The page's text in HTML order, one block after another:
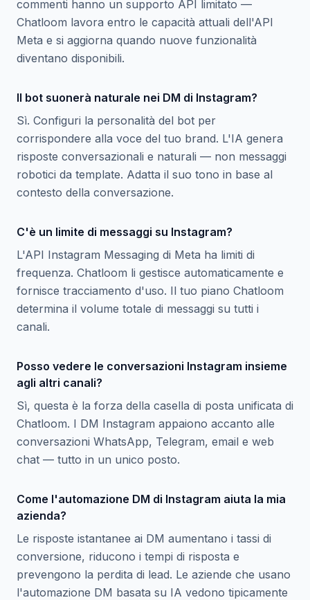
commenti hanno un supporto API limitato —
Chatloom lavora entro le capacità attuali dell'API
Meta e si aggiorna quando nuove funzionalità
diventano disponibili.
Il bot suonerà naturale nei DM di Instagram?
Sì. Configuri la personalità del bot per
corrispondere alla voce del tuo brand. L'IA genera
risposte conversazionali e naturali — non messaggi
robotici da template. Adatta il suo tono in base al
contesto della conversazione.
C'è un limite di messaggi su Instagram?
L'API Instagram Messaging di Meta ha limiti di
frequenza. Chatloom li gestisce automaticamente e
fornisce tracciamento d'uso. Il tuo piano Chatloom
determina il volume totale di messaggi su tutti i
canali.
Posso vedere le conversazioni Instagram insieme
agli altri canali?
Sì, questa è la forza della casella di posta unificata di
Chatloom. I DM Instagram appaiono accanto alle
conversazioni WhatsApp, Telegram, email e web
chat — tutto in un unico posto.
Come l'automazione DM di Instagram aiuta la mia
azienda?
Le risposte istantanee ai DM aumentano i tassi di
conversione, riducono i tempi di risposta e
prevengono la perdita di lead. Le aziende che usano
l'automazione DM basata su IA vedono tipicamente